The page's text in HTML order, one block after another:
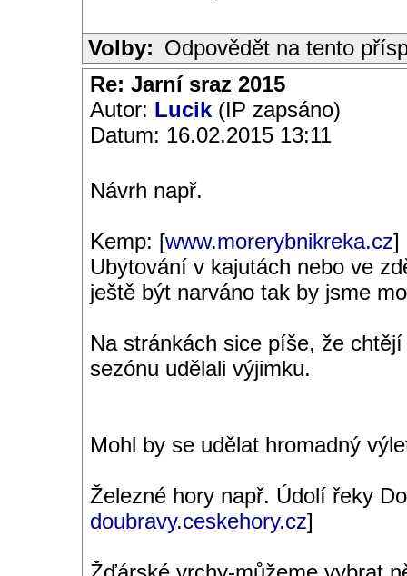
Volby: Odpovědět na tento
Re: Jarní sraz 2015
Autor: Lucik (IP zapsáno)
Datum: 16.02.2015 13:11
Návrh např.
Kemp: [www.morerybnikreka.cz]
Ubytování v kajutách nebo ve
ještě být narváno tak by jsme
Na stránkách sice píše, že
sezónu udělali výjimku.
Mohl by se udělat hromadný
Železné hory např. Údolí řeky
doubravy.ceskehory.cz]